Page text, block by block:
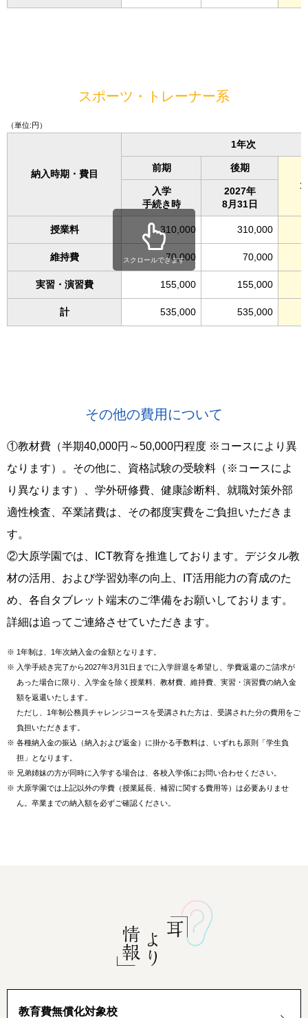
スポーツ・トレーナー系
（単位:円）
納入時期・費目
1年次
前期
後期
1
入学
手続き時
2027年
8月31日
授業料 310,000 310,000
維持費 70,000 70,000
実習・演習費 155,000 155,000
計 535,000 535,000
スクロールできます
その他の費用について
①教材費（半期40,000円～50,000円程度 ※コースにより異
なります）。その他に、資格試験の受験料（※コースによ
り異なります）、学外研修費、健康診断料、就職対策外部
適性検査、卒業諸費は、その都度実費をご負担いただきま
す。
②大原学園では、ICT教育を推進しております。デジタル教
材の活用、および学習効率の向上、IT活用能力の育成のた
め、各自タブレット端末のご準備をお願いしております。
詳細は追ってご連絡させていただきます。
※ 1年制は、1年次納入金の金額となります。
※ 入学手続き完了から2027年3月31日までに入学辞退を希望し、学費返還のご請求が
あった場合に限り、入学金を除く授業料、教材費、維持費、実習・演習費の納入金
額を返還いたします。
ただし、1年制公務員チャレンジコースを受講された方は、受講された分の費用をご
負担いただきます。
※ 各種納入金の振込（納入および返金）に掛かる手数料は、いずれも原則「学生負
担」となります。
※ 兄弟姉妹の方が同時に入学する場合は、各校入学係にお問い合わせください。
※ 大原学園では上記以外の学費（授業延長、補習に関する費用等）は必要ありませ
ん。卒業までの納入額を必ずご確認ください。
教育費無償化対象校